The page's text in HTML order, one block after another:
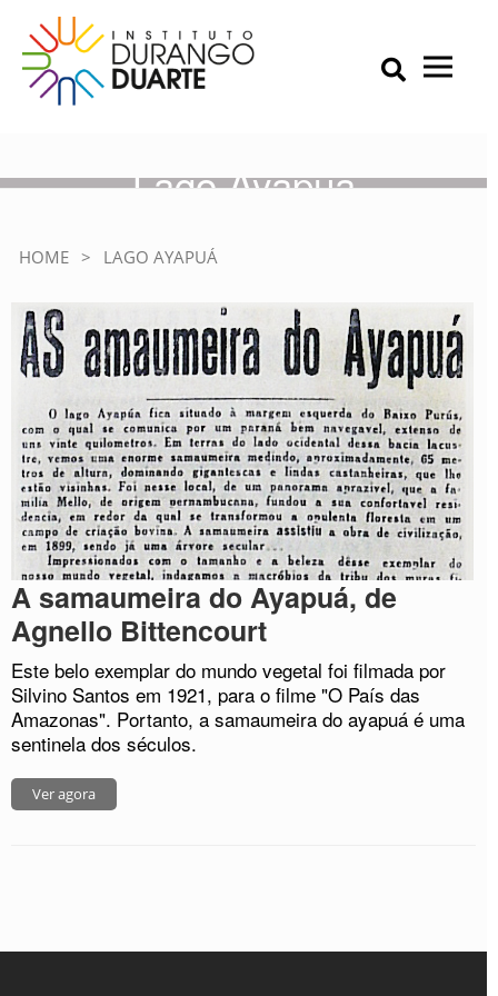
content
IDD – Instituto Durango Duarte
Instituto Durango Duarte
Primary Menu
Lago Ayapuá
HOME > LAGO AYAPUÁ
A samaumeira do Ayapuá, de
Agnello Bittencourt
Este belo exemplar do mundo vegetal foi filmada por
Silvino Santos em 1921, para o filme "O País das
Amazonas". Portanto, a samaumeira do ayapuá é uma
sentinela dos séculos.
Ver agora